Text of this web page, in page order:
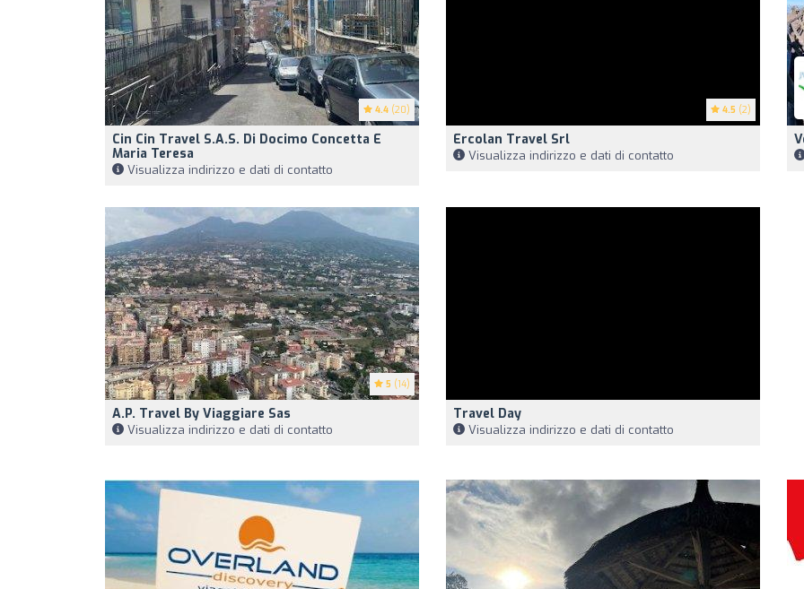
4.4 (20)
Cin Cin Travel S.A.S. Di Docimo Concetta E
Maria Teresa
Visualizza indirizzo e dati di contatto
4.5 (2)
Ercolan Travel Srl
Visualizza indirizzo e dati di contatto
5 (14)
A.P. Travel By Viaggiare Sas
Visualizza indirizzo e dati di contatto
Travel Day
Visualizza indirizzo e dati di contatto